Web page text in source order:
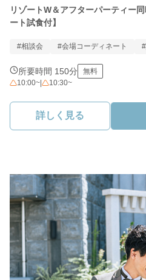
リゾートW＆アフターパーティー
ート試食付】
#相談会 #会場コーディネート
所要時間 150分
無料
10:00~
10:30~
詳しく見る